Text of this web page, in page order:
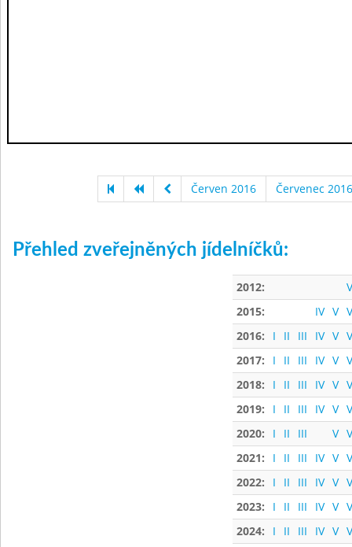
Červen 2016 Červenec 2016
Přehled zveřejněných jídelníčků:
2012:
2015:
IV V
2016:
I II III IV V
2017:
I II III IV V
2018:
I II III IV V
2019:
I II III IV V
2020:
I II III V
2021:
I II III IV V
2022:
I II III IV V
2023:
I II III IV V
2024:
I II III IV V